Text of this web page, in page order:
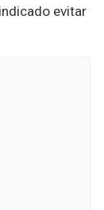
evitar